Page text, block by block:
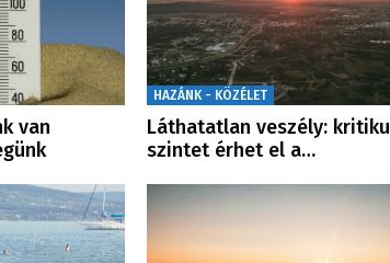
van
HAZÁNK - KÖZÉLET
Láthatatlan veszély:
szintet érhet el a…